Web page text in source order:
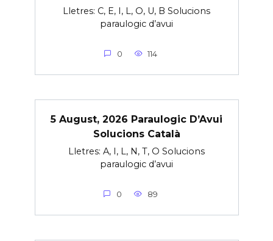
Lletres: C, E, I, L, O, U, B Solucions
paraulogic d’avui
0 114
5 August, 2026 Paraulogic D’Avui
Solucions Català
Lletres: A, I, L, N, T, O Solucions
paraulogic d’avui
0 89